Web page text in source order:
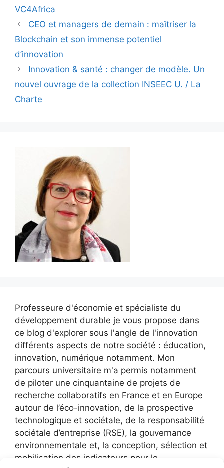
VC4Africa
CEO et managers de demain : maîtriser la
Blockchain et son immense potentiel
d’innovation
Innovation & santé : changer de modèle. Un
nouvel ouvrage de la collection INSEEC U. / La
Charte
Professeure d'économie et spécialiste du
développement durable je vous propose dans
ce blog d'explorer sous l'angle de l'innovation
différents aspects de notre société : éducation,
innovation, numérique notamment. Mon
parcours universitaire m'a permis notamment
de piloter une cinquantaine de projets de
recherche collaboratifs en France et en Europe
autour de l’éco-innovation, de la prospective
technologique et sociétale, de la responsabilité
sociétale d’entreprise (RSE), la gouvernance
environnementale et, la conception, sélection et
mobilisation des indicateurs pour le